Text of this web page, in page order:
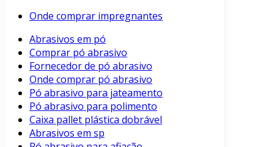
Onde comprar impregnantes
Abrasivos em pó
Comprar pó abrasivo
Fornecedor de pó abrasivo
Onde comprar pó abrasivo
Pó abrasivo para jateamento
Pó abrasivo para polimento
Caixa pallet plástica dobrável
Abrasivos em sp